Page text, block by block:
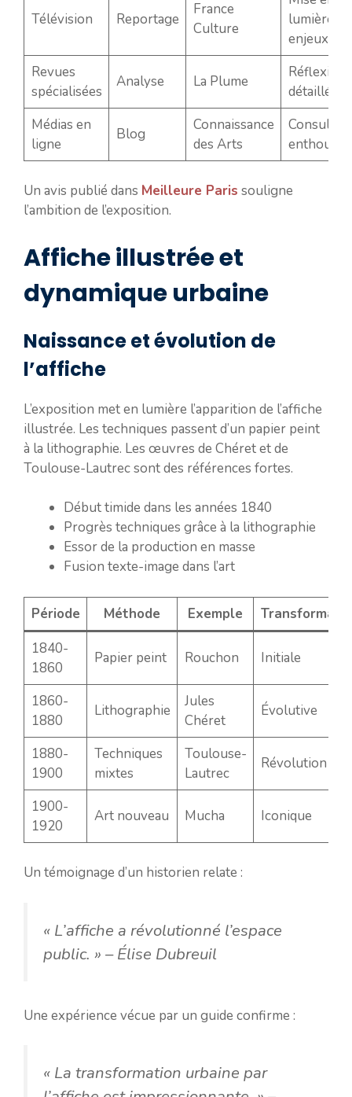
Télévision Reportage
France
Culture
lumière
enjeux
Revues
spécialisées
Analyse La Plume
Réflexion
détaillée
Médias en
ligne
Blog
Connaissance
des Arts
Un avis publié dans Meilleure Paris souligne
l’ambition de l’exposition.
Affiche illustrée et
dynamique urbaine
Naissance et évolution de
l’affiche
L’exposition met en lumière l’apparition de l’affiche
illustrée. Les techniques passent d’un papier peint
à la lithographie. Les œuvres de Chéret et de
Toulouse-Lautrec sont des références fortes.
Début timide dans les années 1840
Progrès techniques grâce à la lithographie
Essor de la production en masse
Fusion texte-image dans l’art
Période Méthode Exemple
1840-
1860
Papier peint Rouchon Initiale
1860-
1880
Lithographie
Jules
Chéret
Évolutive
1880-
1900
Techniques
mixtes
Toulouse-
Lautrec
Révolution
1900-
1920
Art nouveau Mucha Iconique
Un témoignage d’un historien relate :
« L’affiche a révolutionné l’espace
public. » – Élise Dubreuil
Une expérience vécue par un guide confirme :
« La transformation urbaine par